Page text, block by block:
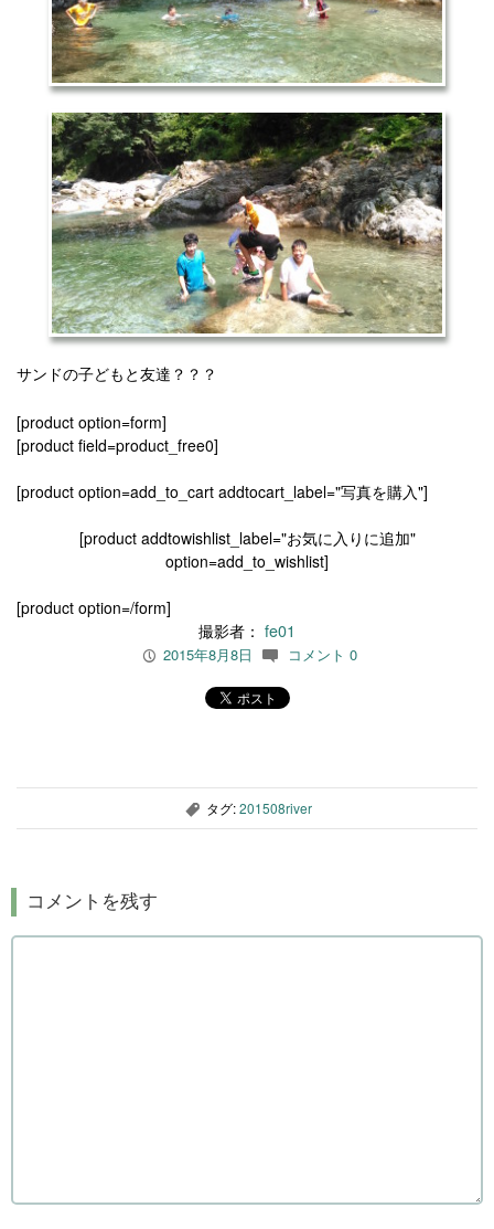
サンドの子どもと友達？？？
[product option=form]
[product field=product_free0]
[product option=add_to_cart addtocart_label="写真を購入"]
[product addtowishlist_label="お気に入りに追加"
option=add_to_wishlist]
[product option=/form]
撮影者： fe01
P 2015年8月8日 c コメント 0
, タグ:201508river
コメントを残す